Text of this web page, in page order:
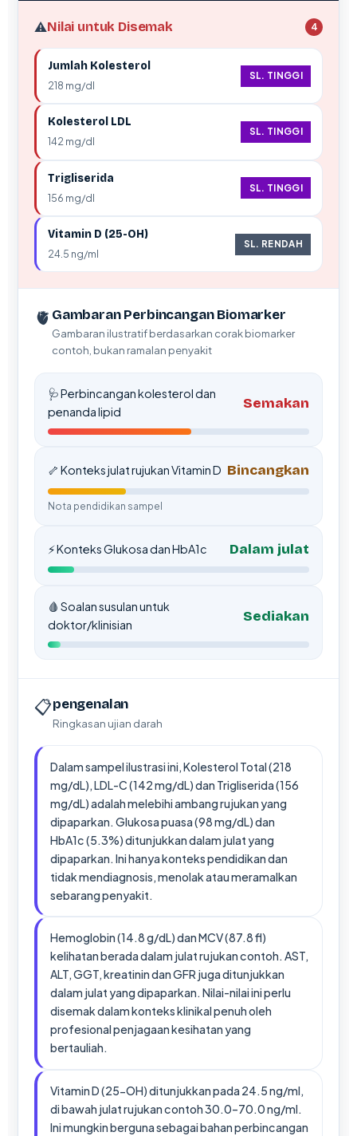
⚠️Nilai untuk Disemak 4
Jumlah Kolesterol
218 mg/dl
SL. TINGGI
Kolesterol LDL
142 mg/dl
SL. TINGGI
Trigliserida
156 mg/dl
SL. TINGGI
Vitamin D (25-OH)
24.5 ng/ml
SL. RENDAH
🫀 Gambaran Perbincangan Biomarker
Gambaran ilustratif berdasarkan corak biomarker
contoh, bukan ramalan penyakit
🩺 Perbincangan kolesterol dan
penanda lipid
Semakan
🦴 Konteks julat rujukan Vitamin D Bincangkan
Nota pendidikan sampel
⚡ Konteks Glukosa dan HbA1c Dalam julat
🩸 Soalan susulan untuk
doktor/klinisian
Sediakan
📋pengenalan
Ringkasan ujian darah
Dalam sampel ilustrasi ini, Kolesterol Total (218
mg/dL), LDL-C (142 mg/dL) dan Trigliserida (156
mg/dL) adalah melebihi ambang rujukan yang
dipaparkan. Glukosa puasa (98 mg/dL) dan
HbA1c (5.3%) ditunjukkan dalam julat yang
dipaparkan. Ini hanya konteks pendidikan dan
tidak mendiagnosis, menolak atau meramalkan
sebarang penyakit.
Hemoglobin (14.8 g/dL) dan MCV (87.8 fl)
kelihatan berada dalam julat rujukan contoh. AST,
ALT, GGT, kreatinin dan GFR juga ditunjukkan
dalam julat yang dipaparkan. Nilai-nilai ini perlu
disemak dalam konteks klinikal penuh oleh
profesional penjagaan kesihatan yang
bertauliah.
Vitamin D (25-OH) ditunjukkan pada 24.5 ng/ml,
di bawah julat rujukan contoh 30.0–70.0 ng/ml.
Ini mungkin berguna sebagai bahan perbincangan